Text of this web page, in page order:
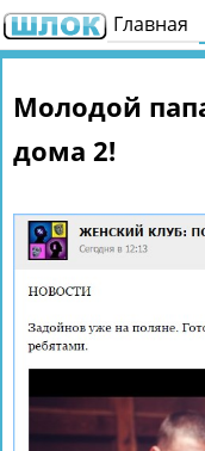
Главная
Молодой
дома 2!